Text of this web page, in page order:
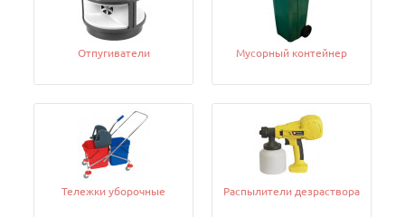
Отпугиватели Мусорный контейнер
Тележки уборочные Распылители дезраствора